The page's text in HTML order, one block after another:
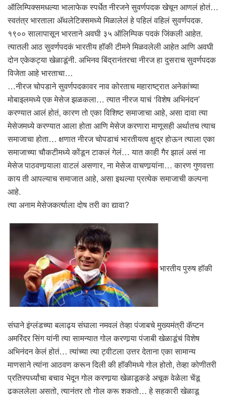
ऑलिम्पिक्समधल्या भालाफेक स्पर्धेत नीरजने सुवर्णपदक खेचून आणलं होतं…
स्वतंत्र भारताला अ‍ॅथलेटिक्समध्ये मिळालेलं हे पहिलं वहिलं सुवर्णपदक.
१९०० सालापासून भारताने अवघी ३५ ऑलिम्पिक पदकं जिंकली आहेत.
त्यातली आठ सुवर्णपदकं भारतीय हॉकी टीमने मिळवलेली आहेत आणि अवघी
दोन एकेकट्या खेळाडूंनी. अभिनव बिंद्रानंतरचा नीरज हा दुसराच सुवर्णपदक
विजेता आहे भारताचा…
…नीरज चोपडाने सुवर्णपदकावर नाव कोरताच महाराष्ट्रात अनेकांच्या
मोबाइलमध्ये एक मेसेज झळकला… त्यात नीरज याचं ‘विशेष अभिनंदन’
करण्यात आलं होतं, कारण तो एका विशिष्ट समाजाचा आहे, असा दावा त्या
मेसेजमध्ये करण्यात आला होता आणि मेसेज करणारा माणूसही अर्थातच त्याच
समाजाचा होता… क्षणात नीरज चोपडाचं भारतीयत्व क्षुद्र होऊन त्याला एका
समाजाच्या चौकटीमध्ये कोंडून टाकलं गेलं… यात काही गैर झालं असं ना
मेसेज पाठवणार्‍याला वाटलं असणार, ना मेसेज वाचणार्‍यांना… कारण गुणवत्ता
काय ती आपल्याच समाजात आहे, असा इथल्या प्रत्येक समाजाची कल्पना
आहे.
त्या अनाम मेसेजकर्त्याला दोष तरी का द्यावा?
भारतीय पुरुष हॉकी
संघाने इंग्लंडच्या बलाढ्य संघाला नमवलं तेव्हा पंजाबचे मुख्यमंत्री कॅप्टन
अमरिंदर सिंग यांनी त्या सामन्यात गोल करणार्‍या पंजाबी खेळाडूंचं विशेष
अभिनंदन केलं होतं… त्यांच्या त्या ट्वीटला उत्तर देताना एका सामान्य
माणसाने त्यांना आठवण करून दिली की हॉकीमध्ये गोल होतो, तेव्हा कोणीतरी
प्रतिस्पर्ध्यांचा बचाव भेदून गोल करणार्‍या खेळाडूकडे अचूक वेळेला चेंडू
ढकललेला असतो, त्यानंतर तो गोल करू शकतो… हे सहकारी खेळाडू